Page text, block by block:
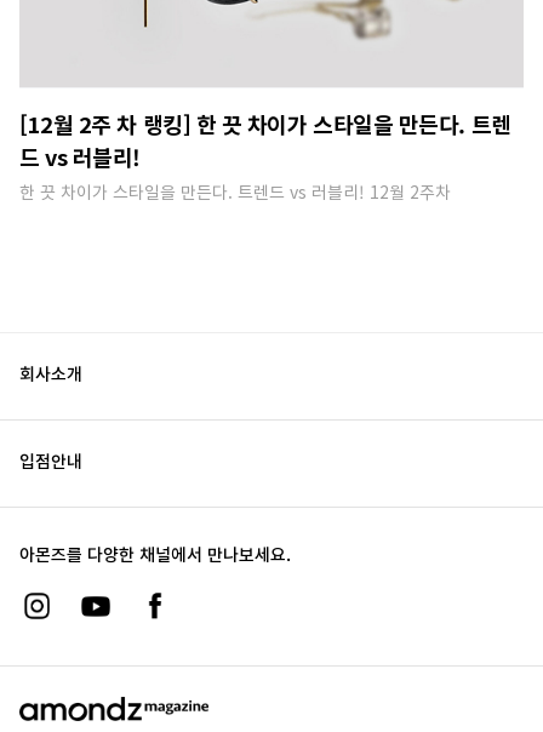
[12월 2주 차 랭킹] 한 끗 차이가 스타일을 만든다. 트렌
드 vs 러블리!
한 끗 차이가 스타일을 만든다. 트렌드 vs 러블리! 12월 2주차
회사소개
입점안내
아몬즈를 다양한 채널에서 만나보세요.